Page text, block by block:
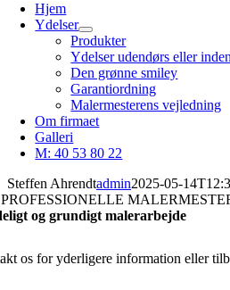
Hjem
Ydelser
Produkter
Ydelser udendørs eller
Den grønne smiley
Garantiordning
Malermesterens vejledning
Om firmaet
Galleri
M: 40 53 80 22
Steffen Ahrendtadmin2025-05-
og grundigt malerarbejde
os for yderligere information eller